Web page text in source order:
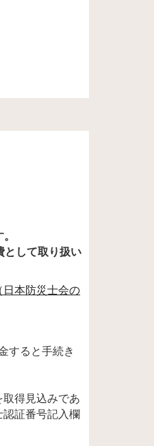
として取り扱い
日本防災士会の
すると手続き
得見込みであ
証番号記入欄